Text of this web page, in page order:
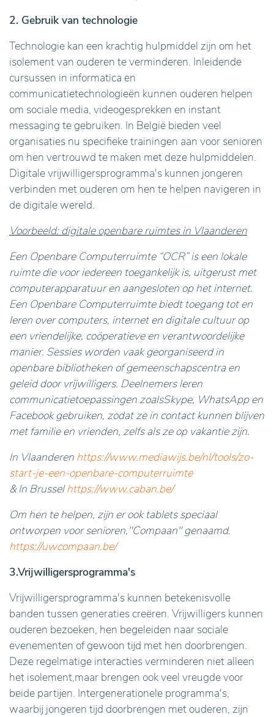
2. Gebruik van technologie
Technologie kan een krachtig hulpmiddel zijn om het
isolement van ouderen te verminderen. Inleidende
cursussen in informatica en
communicatietechnologieën kunnen ouderen helpen
om sociale media, videogesprekken en instant
messaging te gebruiken. In België bieden veel
organisaties nu specifieke trainingen aan voor senioren
om hen vertrouwd te maken met deze hulpmiddelen.
Digitale vrijwilligersprogramma's kunnen jongeren
verbinden met ouderen om hen te helpen navigeren in
de digitale wereld.
Voorbeeld: digitale openbare ruimtes in Vlaanderen
Een Openbare Computerruimte “OCR” is een lokale
ruimte die voor iedereen toegankelijk is, uitgerust met
computerapparatuur en aangesloten op het internet.
Een Openbare Computerruimte biedt toegang tot en
leren over computers, internet en digitale cultuur op
een vriendelijke, coöperatieve en verantwoordelijke
manier. Sessies worden vaak georganiseerd in
openbare bibliotheken of gemeenschapscentra en
geleid door vrijwilligers. Deelnemers leren
communicatietoepassingen zoalsSkype, WhatsApp en
Facebook gebruiken, zodat ze in contact kunnen blijven
met familie en vrienden, zelfs als ze op vakantie zijn.
In Vlaanderen https://www.mediawijs.be/nl/tools/zo-
start-je-een-openbare-computerruimte
& In Brusselhttps://www.caban.be/
Om hen te helpen, zijn er ook tablets speciaal
ontworpen voor senioren,"Compaan" genaamd.
https://uwcompaan.be/
3.Vrijwilligersprogramma's
Vrijwilligersprogramma's kunnen betekenisvolle
banden tussen generaties creëren. Vrijwilligers kunnen
ouderen bezoeken, hen begeleiden naar sociale
evenementen of gewoon tijd met hen doorbrengen.
Deze regelmatige interacties verminderen niet alleen
het isolement,maar brengen ook veel vreugde voor
beide partijen. Intergenerationele programma's,
waarbij jongeren tijd doorbrengen met ouderen, zijn